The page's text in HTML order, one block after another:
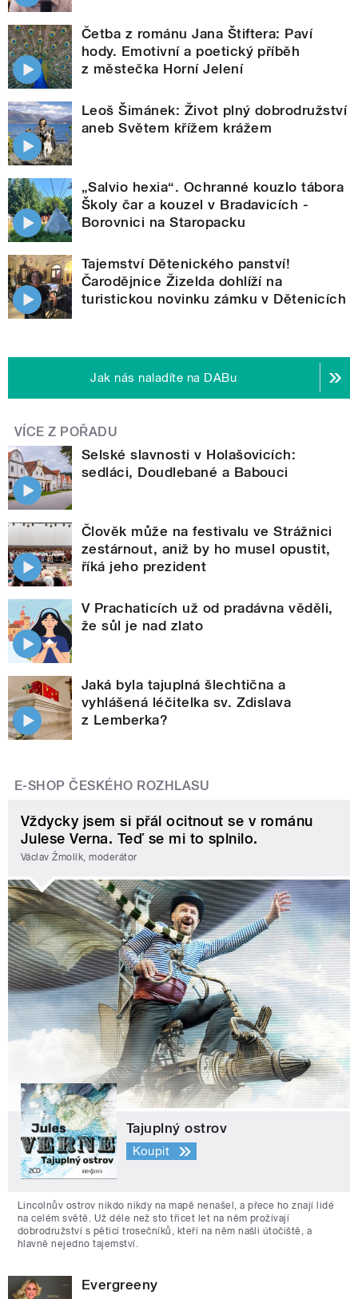
Četba z románu Jana Štiftera: Paví
hody. Emotivní a poetický příběh
z městečka Horní Jelení
Leoš Šimánek: Život plný dobrodružství
aneb Světem křížem krážem
„Salvio hexia“. Ochranné kouzlo tábora
Školy čar a kouzel v Bradavicích -
Borovnici na Staropacku
Tajemství Dětenického panství!
Čarodějnice Žizelda dohlíží na
turistickou novinku zámku v Dětenicích
Jak nás naladíte na DABu
VÍCE Z POŘADU
Selské slavnosti v Holašovicích:
sedláci, Doudlebané a Babouci
Člověk může na festivalu ve Strážnici
zestárnout, aniž by ho musel opustit,
říká jeho prezident
V Prachaticích už od pradávna věděli,
že sůl je nad zlato
Jaká byla tajuplná šlechtična a
vyhlášená léčitelka sv. Zdislava
z Lemberka?
E-SHOP ČESKÉHO ROZHLASU
Vždycky jsem si přál ocitnout se v románu
Julese Verna. Teď se mi to splnilo.
Václav Žmolík, moderátor
Tajuplný ostrov
Koupit
Lincolnův ostrov nikdo nikdy na mapě nenašel, a přece ho znají lidé
na celém světě. Už déle než sto třicet let na něm prožívají
dobrodružství s pěticí trosečníků, kteří na něm našli útočiště, a
hlavně nejedno tajemství.
Evergreeny